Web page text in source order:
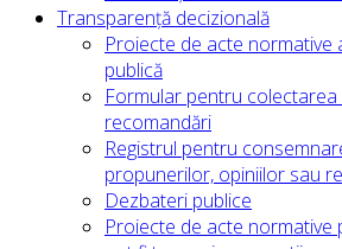
Transparență decizională
Proiecte de acte normative
publică
Formular pentru
recomandări
Registrul pentru
propunerilor, opiniilor sau
Dezbateri publice
Proiecte de acte normative